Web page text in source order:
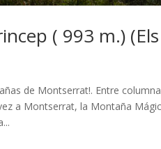
( 993 m.)
de Montserrat!. Entre
a Montserrat, la Montaña